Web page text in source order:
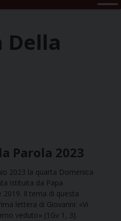
Della
Parola 2023
2023 la quarta Domenica
istituita da Papa
2019. Il tema di questa
lettera di Giovanni: «Vi
veduto» (1Gv 1, 3).